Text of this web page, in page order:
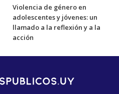
Violencia de género en
adolescentes y jóvenes: un
llamado a la reflexión y a la
acción